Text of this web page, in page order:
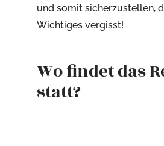
und somit sicherzustellen,
Wichtiges vergisst!
Wo findet das
statt?